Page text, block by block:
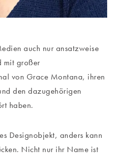
auch nur ansatzweise
mit großer
von Grace Montana, ihren
den dazugehörigen
haben.
Designobjekt, anders kann
Nicht nur ihr Name ist